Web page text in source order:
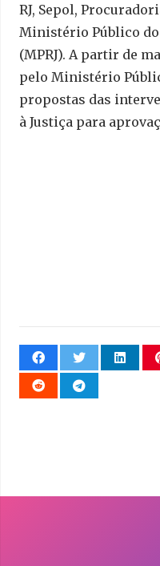
RJ, Sepol,
Ministério Público do
(MPRJ). A partir de
pelo Ministério
propostas das
à Justiça para